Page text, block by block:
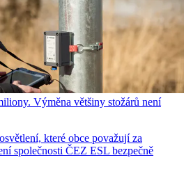
Výměna většiny stožárů není
které obce považují za
společnosti ČEZ ESL bezpečně